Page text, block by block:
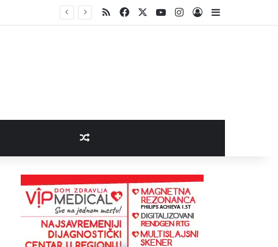
RSSFacebookYouTubeInstagram
Log InSidebar
Random Article